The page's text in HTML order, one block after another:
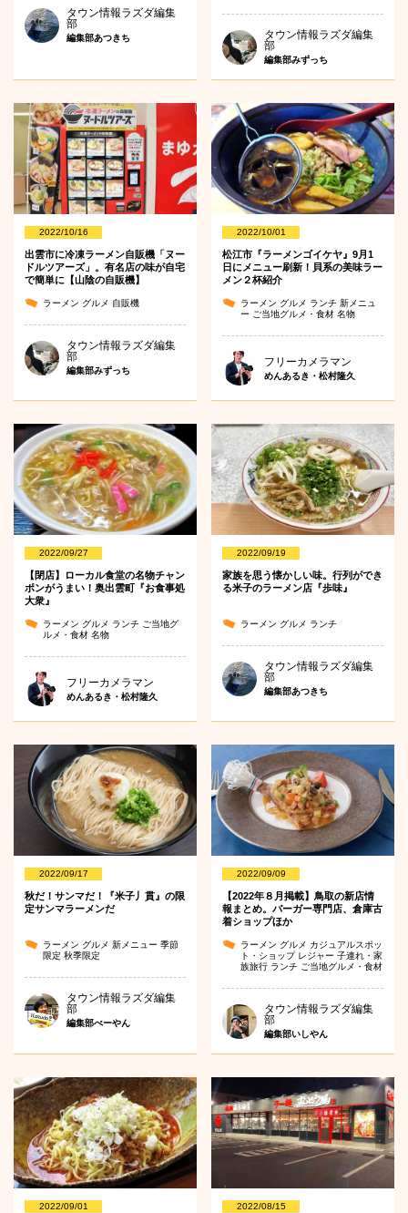
タウン情報ラズダ編集
部
編集部あつきち
タウン情報ラズダ編集
部
編集部みずっち
2022/10/16
出雲市に冷凍ラーメン自販機「ヌー
ドルツアーズ」。有名店の味が自宅
で簡単に【山陰の自販機】
ラーメン グルメ 自販機
タウン情報ラズダ編集
部
編集部みずっち
2022/10/01
松江市『ラーメンゴイケヤ』9月1
日にメニュー刷新！貝系の美味ラー
メン２杯紹介
ラーメン グルメ ランチ新メニュ
ー ご当地グルメ・食材名物
フリーカメラマン
めんあるき・松村隆久
2022/09/27
【閉店】ローカル食堂の名物チャン
ポンがうまい！奥出雲町『お食事処
大衆』
ラーメン グルメ ランチ ご当地グ
ルメ・食材 名物
フリーカメラマン
めんあるき・松村隆久
2022/09/19
家族を思う懐かしい味。行列ができ
る米子のラーメン店『歩味』
ラーメン グルメ ランチ
タウン情報ラズダ編集
部
編集部あつきち
2022/09/17
秋だ！サンマだ！『米子丿貫』の限
定サンマラーメンだ
ラーメン グルメ 新メニュー 季節
限定 秋季限定
タウン情報ラズダ編集
部
編集部べーやん
2022/09/09
【2022年８月掲載】鳥取の新店情
報まとめ。バーガー専門店、倉庫古
着ショップほか
ラーメン グルメ カジュアルスポッ
ト・ショップ レジャー子連れ・家
族旅行 ランチ ご当地グルメ・食材
タウン情報ラズダ編集
部
編集部いしやん
2022/09/01 2022/08/15